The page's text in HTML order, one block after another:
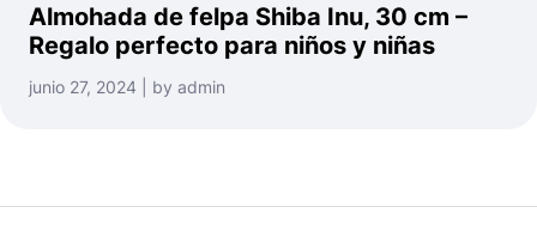
Almohada de felpa Shiba Inu, 30 cm –
Regalo perfecto para niños y niñas
junio 27, 2024 | by admin